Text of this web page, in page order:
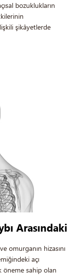
bozuklukların
şikâyetlerde
Arasındaki
omurganın hizasını
açı
öneme sahip olan